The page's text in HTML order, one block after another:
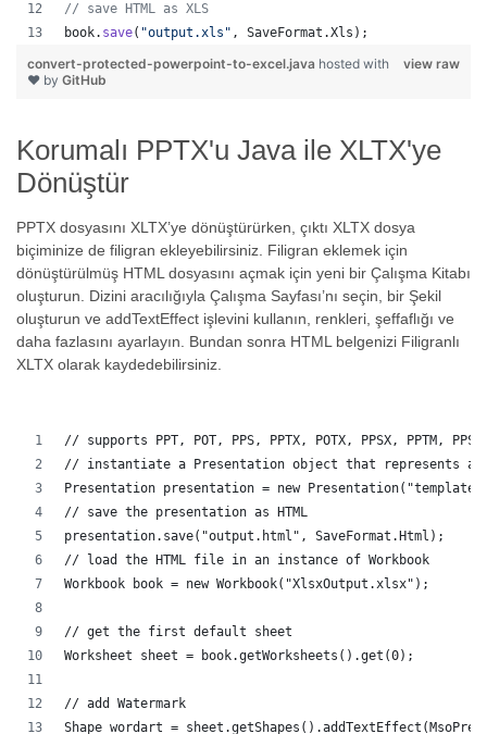
// save HTML as XLS
book. save( "output.xls" , SaveFormat .Xls );
view raw
convert-protected-powerpoint-to-excel.java hosted with
❤ by GitHub
Korumalı PPTX'u Java ile XLTX'ye
Dönüştür
PPTX dosyasını XLTX’ye dönüştürürken, çıktı XLTX dosya
biçiminize de filigran ekleyebilirsiniz. Filigran eklemek için
dönüştürülmüş HTML dosyasını açmak için yeni bir Çalışma Kitabı
oluşturun. Dizini aracılığıyla Çalışma Sayfası’nı seçin, bir Şekil
oluşturun ve addTextEffect işlevini kullanın, renkleri, şeffaflığı ve
daha fazlasını ayarlayın. Bundan sonra HTML belgenizi Filigranlı
XLTX olarak kaydedebilirsiniz.
// supports PPT, POT, PPS, PPTX, POTX, PPSX, PPTM,
// instantiate a Presentation object that represents a
Presentation presentation = new
// save the presentation as HTML
presentation.save("output.html", SaveFormat.Html);
// load the HTML file in an instance of Workbook
Workbook book = new Workbook("XlsxOutput.xlsx");
// get the first default sheet
Worksheet sheet = book.getWorksheets().get(0);
// add Watermark
Shape wordart =